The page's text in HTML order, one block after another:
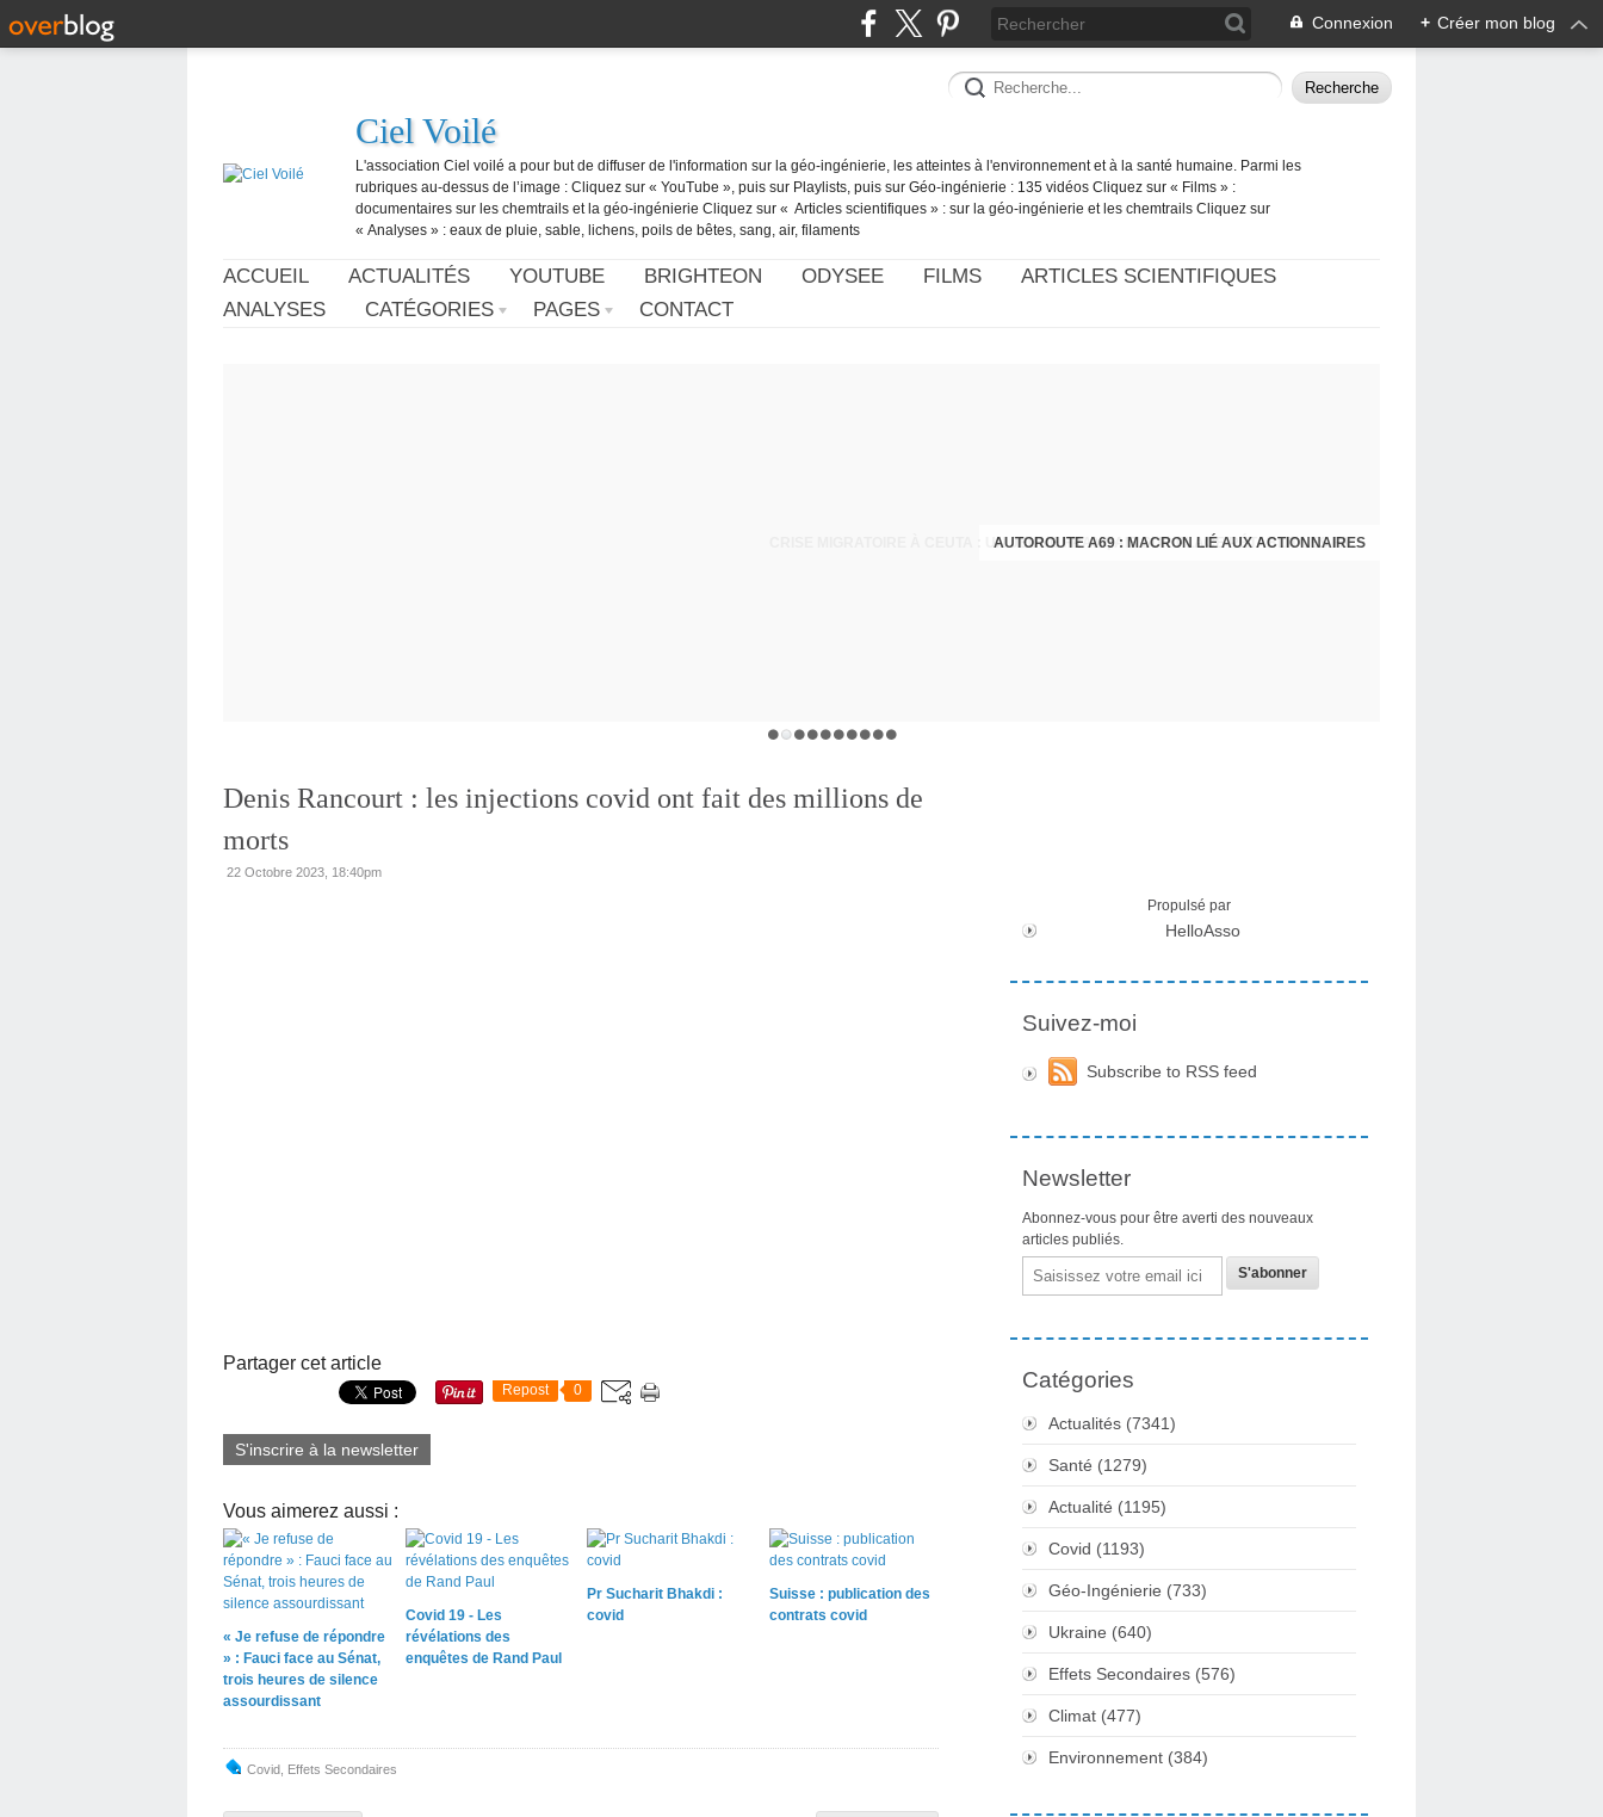
Connexion + Créer mon blog
Ciel Voilé
L'association Ciel voilé a pour but de diffuser de l'information sur la géo-ingénierie, les atteintes à l'environnement et à la santé humaine. Parmi les
rubriques au-dessus de l’image : Cliquez sur « YouTube », puis sur Playlists, puis sur Géo-ingénierie : 135 vidéos Cliquez sur « Films » :
documentaires sur les chemtrails et la géo-ingénierie Cliquez sur « Articles scientifiques » : sur la géo-ingénierie et les chemtrails Cliquez sur
« Analyses » : eaux de pluie, sable, lichens, poils de bêtes, sang, air, filaments
ACCUEIL ACTUALITÉS YOUTUBE BRIGHTEON ODYSEE FILMS
ARTICLES SCIENTIFIQUES
ANALYSES
CATÉGORIES PAGES CONTACT
AUTOROUTE A69 : MACRON LIÉ AUX ACTIONNAIRES
CRISE MIGRATOIRE À CEUTA : UN JEUNE FRANÇAIS SUR PLACE RÉTABLIT LES FAITS ! - RAPHAËL AYMA
Denis Rancourt : les injections covid ont fait des millions de
morts
22 Octobre 2023, 18:40pm
Partager cet article
Repost 0
S'inscrire à la newsletter
Vous aimerez aussi :
« Je refuse de répondre
» : Fauci face au Sénat,
trois heures de silence
assourdissant
Covid 19 - Les
révélations des
enquêtes de Rand Paul
Pr Sucharit Bhakdi :
covid
Suisse : publication des
contrats covid
Covid Effets Secondaires
Propulsé par
HelloAsso
Suivez-moi
Subscribe to RSS feed
Newsletter
Abonnez-vous pour être averti des nouveaux
articles publiés.
Email
Catégories
Actualités (7341)
Santé (1279)
Actualité (1195)
Covid (1193)
Géo-Ingénierie (733)
Ukraine (640)
Effets Secondaires (576)
Climat (477)
Environnement (384)